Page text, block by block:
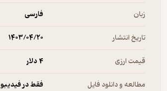
زبان فارسی
تاریخ انتشار ۱۴۰۳/۰۴/۲۰
قیمت ارزی 4 دلار
مطالعه و دانلود فایل فقط در فیدیبو